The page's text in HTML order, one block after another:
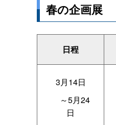
春の企画展
日程
3月14日
～5月24
日